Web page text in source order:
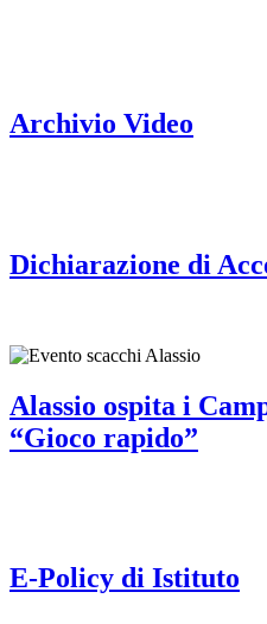
Archivio Video
Dichiarazione di
Alassio ospita i
“Gioco rapido”
E-Policy di Istituto